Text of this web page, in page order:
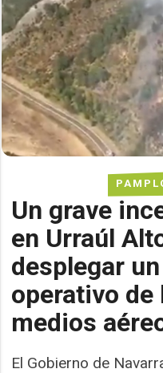
Un grave
en Urraúl
desplegar
operativo de
medios
El Gobierno de